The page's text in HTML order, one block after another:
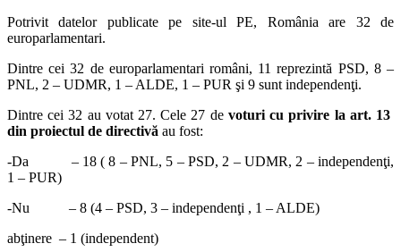
Potrivit datelor publicate pe site-ul PE, România are 32 de
europarlamentari.
Dintre cei 32 de europarlamentari români, 11 reprezintă PSD, 8 –
PNL, 2 – UDMR, 1 – ALDE, 1 – PUR şi 9 sunt independenţi.
Dintre cei 32 au votat 27. Cele 27 de voturi cu privire la art. 13
din proiectul de directivă au fost:
-Da – 18 ( 8 – PNL, 5 – PSD, 2 – UDMR, 2 – independenţi,
1 – PUR)
-Nu – 8 (4 – PSD, 3 – independenţi , 1 – ALDE)
abţinere – 1 (independent)